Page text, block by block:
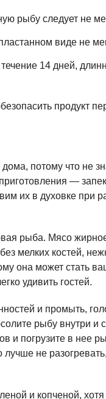
рыбу следует не
виде не
14 дней,
продукт
потому что не
—
их в духовке при
рыба. Мясо
мелких костей,
она может стать
удивить гостей.
и промыть,
рыбу внутри и
и погрузите в нее
не
и копченой,